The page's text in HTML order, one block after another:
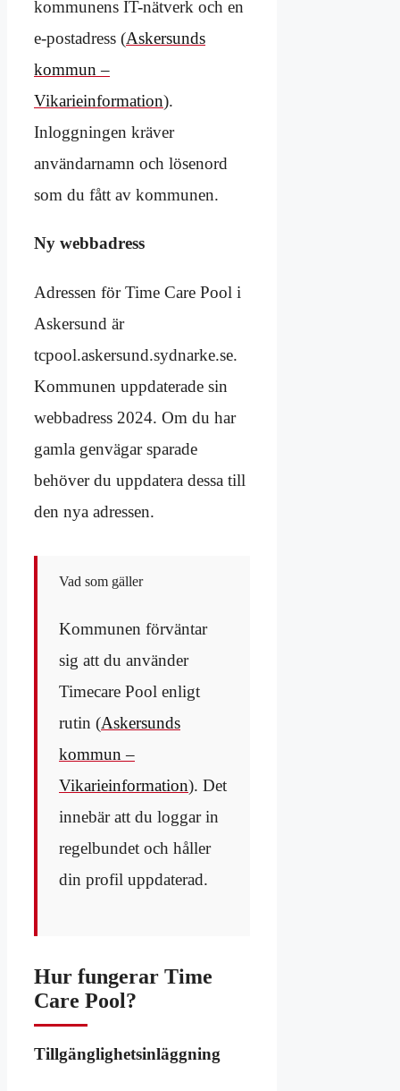
kommunens IT-nätverk och en
e-postadress (Askersunds
kommun –
Vikarieinformation).
Inloggningen kräver
användarnamn och lösenord
som du fått av kommunen.
Ny webbadress
Adressen för Time Care Pool i
Askersund är
tcpool.askersund.sydnarke.se.
Kommunen uppdaterade sin
webbadress 2024. Om du har
gamla genvägar sparade
behöver du uppdatera dessa till
den nya adressen.
Vad som gäller
Kommunen förväntar
sig att du använder
Timecare Pool enligt
rutin (Askersunds
kommun –
Vikarieinformation). Det
innebär att du loggar in
regelbundet och håller
din profil uppdaterad.
Hur fungerar Time
Care Pool?
Tillgänglighetsinläggning